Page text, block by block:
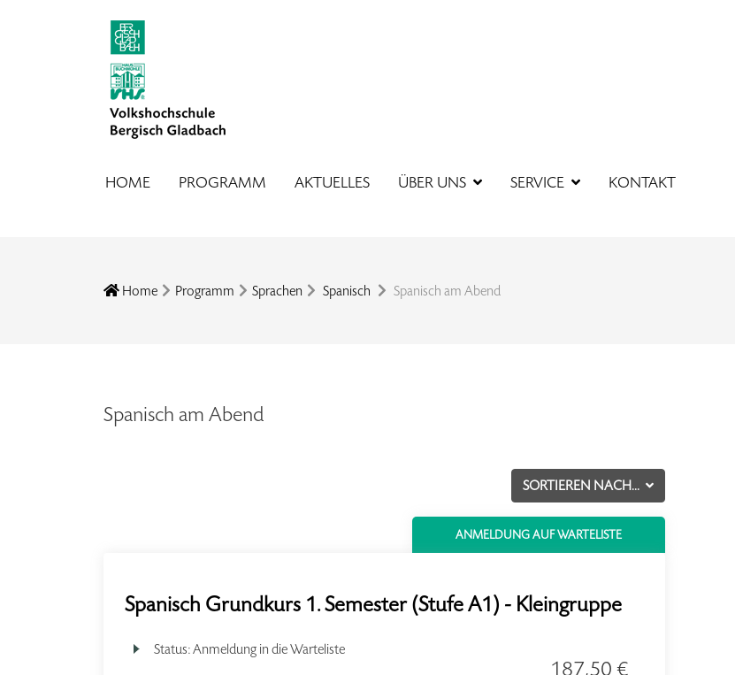
HOME PROGRAMM AKTUELLES ÜBER UNS SERVICE KONTAKT
Home Programm Sprachen Spanisch Spanisch am Abend
Spanisch am Abend
SORTIEREN NACH...
ANMELDUNG AUF WARTELISTE
Spanisch Grundkurs 1. Semester (Stufe A1) - Kleingruppe
Status:Anmeldung in die Warteliste
187,50 €